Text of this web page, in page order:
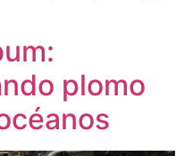
plomo